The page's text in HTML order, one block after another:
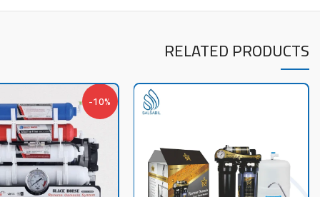
RELATED PRODUCTS
-10%